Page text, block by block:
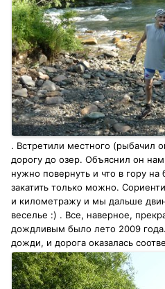
. Встретили местного (рыбачил
дорогу до озер. Объяснил он
нужно повернуть и что в гору на
закатить только можно.
и километражу и мы дальше
веселье :) . Все, наверное,
дождливым было лето 2009
дожди, и дорога оказалась